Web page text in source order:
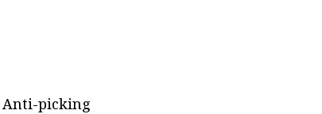
Anti-picking